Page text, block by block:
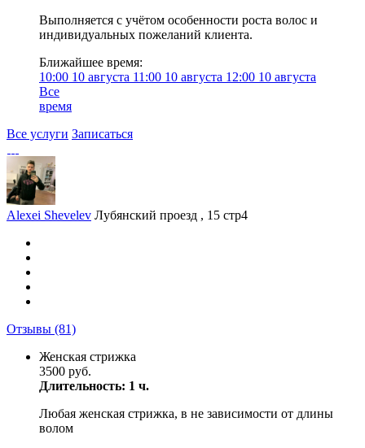
Выполняется с учётом особенности роста волос и
индивидуальных пожеланий клиента.
Ближайшее время:
10:00 10 августа 11:00 10 августа 12:00 10 августа
Все
время
Все услуги Записаться
Alexei Shevelev Лубянский проезд , 15 стр4
Отзывы (81)
Женская стрижка
3500 руб.
Длительность: 1 ч.
Любая женская стрижка, в не зависимости от длины
волом